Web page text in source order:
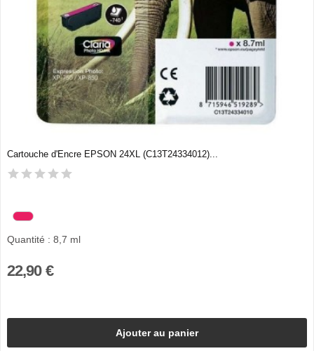
Cartouche d'Encre EPSON 24XL (C13T24334012)...
Quantité : 8,7 ml
22,90 €
Ajouter au panier